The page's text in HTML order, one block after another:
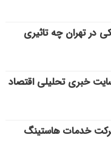
در تهران چه تاثیری
سایت خبری تحلیلی اقتصاد
خدمات هاستینگ